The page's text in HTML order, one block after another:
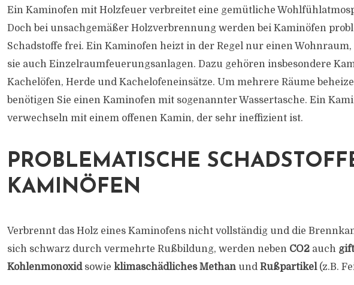
Ein Kaminofen mit Holzfeuer verbreitet eine gemütliche
Doch bei unsachgemäßer Holzverbrennung werden bei Kaminöfen
Schadstoffe frei. Ein Kaminofen heizt in der Regel nur einen
sie auch Einzelraumfeuerungsanlagen. Dazu gehören insbesondere
Kachelöfen, Herde und Kachelofeneinsätze. Um mehrere Räume
benötigen Sie einen Kaminofen mit sogenannter Wassertasche. Ein
verwechseln mit einem offenen Kamin, der sehr ineffizient ist.
PROBLEMATISCHE
KAMINÖFEN
Verbrennt das Holz eines Kaminofens nicht vollständig und die
sich schwarz durch vermehrte Rußbildung, werden neben CO2 auch
Kohlenmonoxidsowie klimaschädliches Methan und Rußpartikel (z.B.